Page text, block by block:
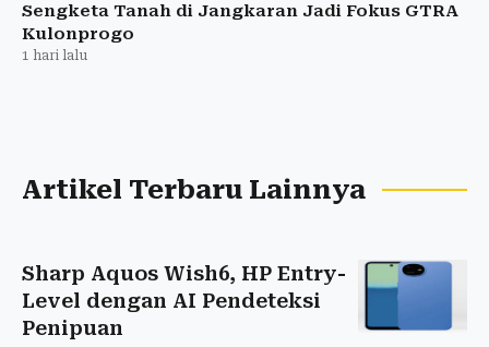
Sengketa Tanah di Jangkaran Jadi Fokus GTRA
Kulonprogo
1 hari lalu
Artikel Terbaru Lainnya
Sharp Aquos Wish6, HP Entry-
Level dengan AI Pendeteksi
Penipuan